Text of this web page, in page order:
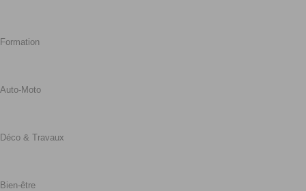
Formation
Auto-Moto
Déco & Travaux
Bien-être